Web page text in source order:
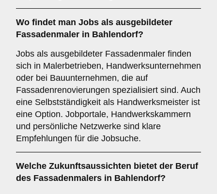
Wo findet man Jobs als ausgebildeter
Fassadenmaler in Bahlendorf?
Jobs als ausgebildeter Fassadenmaler finden
sich in Malerbetrieben, Handwerksunternehmen
oder bei Bauunternehmen, die auf
Fassadenrenovierungen spezialisiert sind. Auch
eine Selbstständigkeit als Handwerksmeister ist
eine Option. Jobportale, Handwerkskammern
und persönliche Netzwerke sind klare
Empfehlungen für die Jobsuche.
Welche Zukunftsaussichten bietet der Beruf
des Fassadenmalers in Bahlendorf?